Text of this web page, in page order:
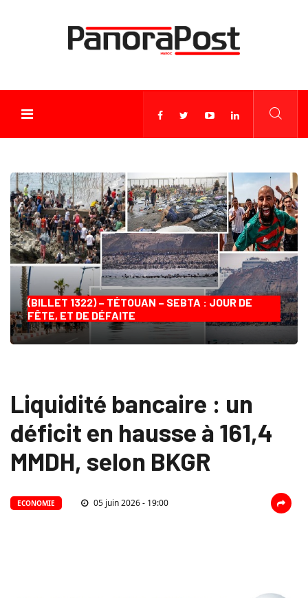
(BILLET 1322) – TÉTOUAN – SEBTA : JOUR DE
FÊTE, ET DE DÉFAITE
Liquidité bancaire : un
déficit en hausse à 161,4
MMDH, selon BKGR
ECONOMIE 05 juin 2026 - 19:00